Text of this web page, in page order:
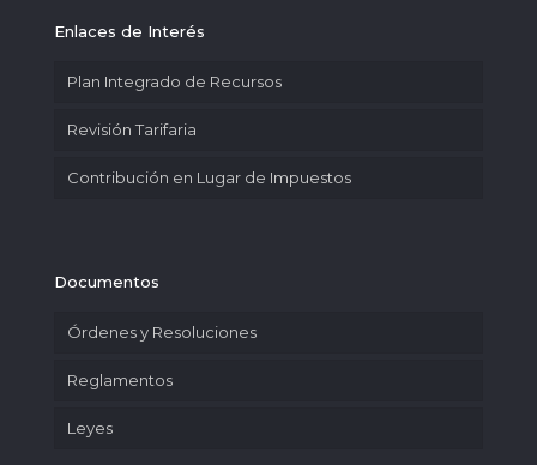
Enlaces de Interés
Plan Integrado de Recursos
Revisión Tarifaria
Contribución en Lugar de Impuestos
Documentos
Órdenes y Resoluciones
Reglamentos
Leyes